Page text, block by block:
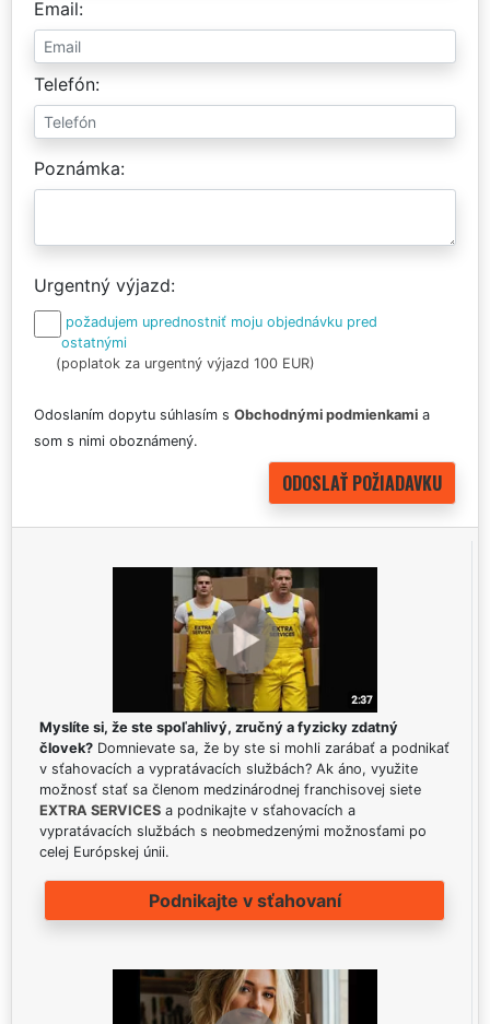
Email
Telefón
Poznámka
Urgentný výjazd
požadujem uprednostniť moju objednávku pred
ostatnými
(poplatok za urgentný výjazd 100 EUR)
Odoslaním dopytu súhlasím s Obchodnými podmienkami a
som s nimi oboznámený.
Myslíte si, že ste spoľahlivý, zručný a fyzicky zdatný
človek? Domnievate sa, že by ste si mohli zarábať a podnikať
v sťahovacích a vypratávacích službách? Ak áno, využite
možnosť stať sa členom medzinárodnej franchisovej siete
EXTRA SERVICES a podnikajte v sťahovacích a
vypratávacích službách s neobmedzenými možnosťami po
celej Európskej únii.
Podnikajte v sťahovaní